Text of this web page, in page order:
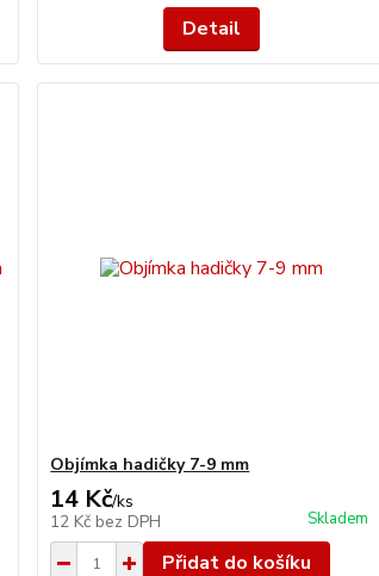
Detail
Objímka hadičky 7-9 mm
14 Kč/ks
12 Kč bez DPH Skladem
Přidat do košíku